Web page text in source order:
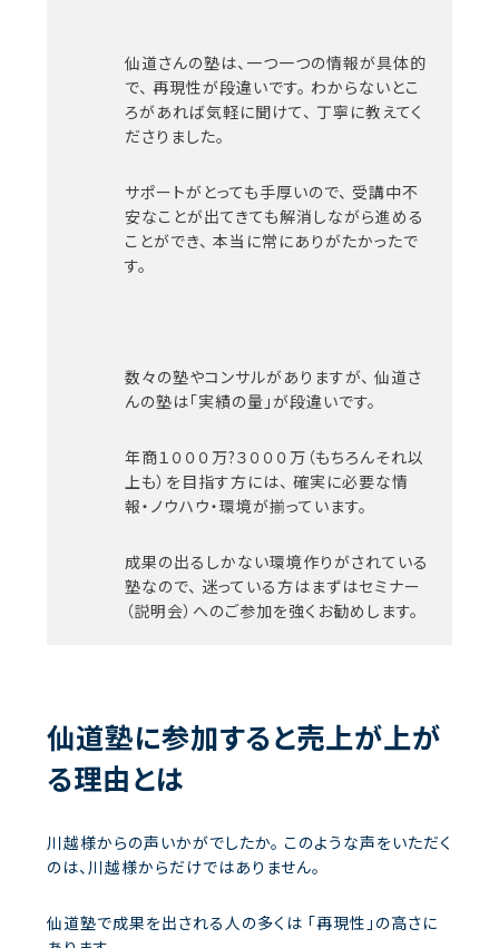
仙道さんの塾は、一つ一つの情報が具体的
で、 再現性が段違いです。 わからないとこ
ろがあれば気軽に聞けて、 丁寧に教えてく
ださりました。
サポートがとっても手厚いので、 受講中不
安なことが出てきても解消しながら進める
ことができ、 本当に常にありがたかったで
す。
数々の塾やコンサルがありますが、 仙道さ
んの塾は「実績の量」が段違いです。
年商１０００万?３０００万（もちろんそれ以
上も）を目指す方には、 確実に必要な情
報・ノウハウ・環境が揃っています。
成果の出るしかない環境作りがされている
塾なので、 迷っている方はまずはセミナー
（説明会）へのご参加を強くお勧めします。
仙道塾に参加すると売上が上が
る理由とは
川越様からの声いかがでしたか。 このような声をいただく
のは、川越様からだけではありません。
仙道塾で成果を出される人の多くは 「再現性」の高さに